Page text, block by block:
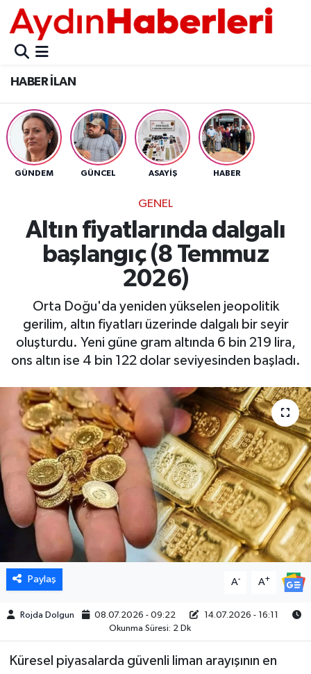
HABER İLAN
GÜNDEM GÜNCEL ASAYİŞ HABER
GENEL
Altın fiyatlarında dalgalı
başlangıç (8 Temmuz
2026)
Orta Doğu'da yeniden yükselen jeopolitik
gerilim, altın fiyatları üzerinde dalgalı bir seyir
oluşturdu. Yeni güne gram altında 6 bin 219 lira,
ons altın ise 4 bin 122 dolar seviyesinden başladı.
Paylaş A- A+
Rojda Dolgun 08.07.2026 - 09:22
14.07.2026 - 16:11
Okunma Süresi: 2 Dk
Küresel piyasalarda güvenli liman arayışının en
GÜNCEL
POLİTİKA
BELEDİYELER
ASAYİŞ
BÜLTEN
ÇEVRE
DIŞ
DÜNYA
EĞİTİM
EKOLOJİ VE ÇEVRE
BİLİM VE TEKNOLOJİ
GENEL
GÜNDEM
HABERDE İNSAN
KÜLTÜR SANAT
MAGAZİN
Aydın Nöbetçi Eczaneler
Aydın Hava Durumu
Aydin Namaz Vakitleri
Aydın Trafik Yoğunluk Haritası
Tüm Manşetler
Son Dakika Haberleri
Haber Arşivi